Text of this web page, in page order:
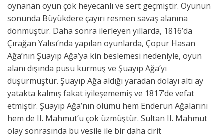
oynanan oyun çok heyecanlı ve sert geçmiştir. Oyunun
sonunda Büyükdere çayırı resmen savaş alanına
dönmüştür. Daha sonra ilerleyen yıllarda, 1816’da
Çırağan Yalısı’nda yapılan oyunlarda, Çopur Hasan
Ağa’nın Şuayıp Ağa’ya kin beslemesi nedeniyle, oyun
alanı dışında pusu kurmuş ve Şuayıp Ağa’yı
düşürmüştür. Şuayıp Ağa aldığı yaradan dolayı altı ay
yatakta kalmış fakat iyileşememiş ve 1817’de vefat
etmiştir. Şuayıp Ağa’nın ölümü hem Enderun Ağalarını
hem de II. Mahmut’u çok üzmüştür. Sultan II. Mahmut
olay sonrasında bu vesile ile bir daha cirit